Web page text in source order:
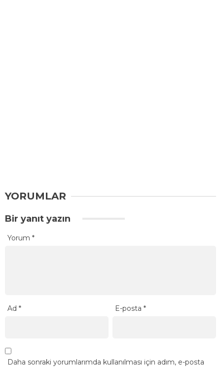
YORUMLAR
Bir yanıt yazın
Yorum *
Ad * E-posta*
Daha sonraki yorumlarımda kullanılması için adım, e-posta